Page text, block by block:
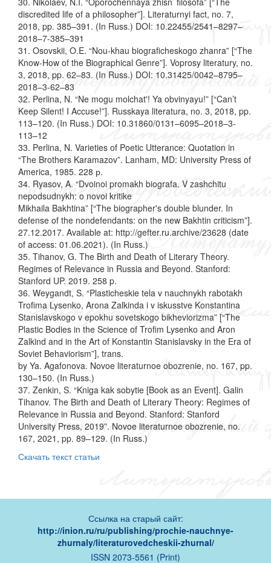
discredited life of a philosopher”]. Literaturnyi fact, no. 7,
2018, pp. 385–391. (In Russ.) DOI: 10.22455/2541–8297–
2018–7-385–391
31. Osovskii, O.E. “Nou-khau biograficheskogo zhanra” [“The
Know-How of the Biographical Genre”]. Voprosy literatury, no.
3, 2018, pp. 62–83. (In Russ.) DOI: 10.31425/0042–8795–
2018–3-62–83
32. Perlina, N. “Ne mogu molchat'! Ya obvinyayu!” [“Can’t
Keep Silent! I Accuse!”]. Russkaya literatura, no. 3, 2018, pp.
113–120. (In Russ.) DOI: 10.31860/0131–6095–2018–3-
113–12
33. Perlina, N. Varieties of Poetic Utterance: Quotation in
“The Brothers Karamazov”. Lanham, MD: University Press of
America, 1985. 228 р.
34. Ryasov, A. “Dvoinoi promakh biografa. V zashchitu
nepodsudnykh: o novoi kritike
Mikhaila Bakhtina” [“The biographer's double blunder. In
defense of the nondefendants: on the new Bakhtin criticism”].
27.12.2017. Available at: http://gefter.ru.archive/23628 (date
of access: 01.06.2021). (In Russ.)
35. Tihanov, G. The Birth and Death of Literary Theory.
Regimes of Relevance in Russia and Beyond. Stanford:
Stanford UP. 2019. 258 p.
36. Weygandt, S. “Plasticheskie tela v nauchnykh rabotakh
Trofima Lysenko, Arona Zalkinda i v iskusstve Konstantina
Stanislavskogo v epokhu sovetskogo bikheviorizma” [“The
Plastic Bodies in the Science of Trofim Lysenko and Aron
Zalkind and in the Art of Konstantin Stanislavsky in the Era of
Soviet Behaviorism”], trans.
by Ya. Agafonova. Novoe literaturnoe obozrenie, no. 167, pp.
130–150. (In Russ.)
37. Zenkin, S. “Kniga kak sobytie [Book as an Event]. Galin
Tihanov. The Birth and Death of Literary Theory: Regimes of
Relevance in Russia and Beyond. Stanford: Stanford
University Press, 2019”. Novoe literaturnoe obozrenie, no.
167, 2021, pp. 89–129. (In Russ.)
Скачать текст статьи
Ссылка на старый сайт:
http://inion.ru/ru/publishing/prochie-nauchnye-
zhurnaly/literaturovedcheskii-zhurnal/
ISSN 2073-5561 (Print)